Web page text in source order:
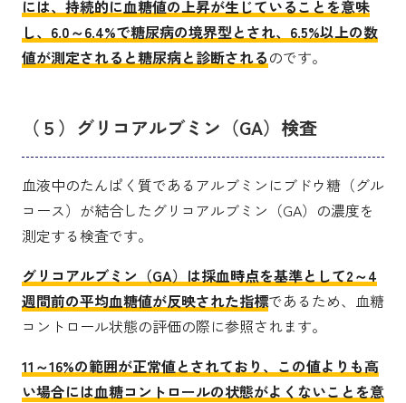
には、持続的に血糖値の上昇が生じていることを意味
し、6.0～6.4%で糖尿病の境界型とされ、6.5%以上の数
値が測定されると糖尿病と診断されるのです。
（５）グリコアルブミン（GA）検査
血液中のたんぱく質であるアルブミンにブドウ糖（グル
コース）が結合したグリコアルブミン（GA）の濃度を
測定する検査です。
グリコアルブミン（GA）は採血時点を基準として2～4
週間前の平均血糖値が反映された指標であるため、血糖
コントロール状態の評価の際に参照されます。
11～16%の範囲が正常値とされており、この値よりも高
い場合には血糖コントロールの状態がよくないことを意